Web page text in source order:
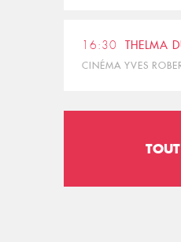
16:30 THELMA
CINÉMA YVES